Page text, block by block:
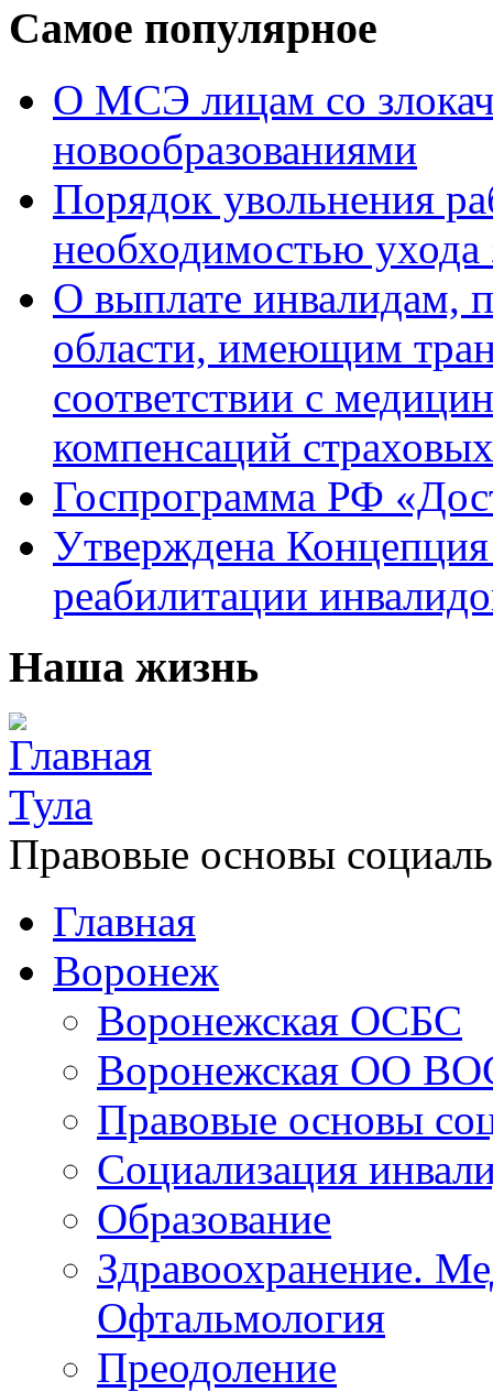
Самое популярное
О МСЭ лицам со
новообразованиями
Порядок увольнения
необходимостью
О выплате инвалидам,
области, имеющим
соответствии с
компенсаций
Госпрограмма РФ
Утверждена
реабилитации
Наша жизнь
Главная
Тула
Правовые основы
Главная
Воронеж
Воронежская ОСБС
Воронежская ОО
Правовые основы
Социализация
Образование
Здравоохранение.
Офтальмология
Преодоление